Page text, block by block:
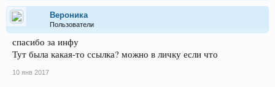
Веpоника
Пользователи
спасибо за инфу
Тут была какая-то ссылка? можно в личку если что
10 янв 2017